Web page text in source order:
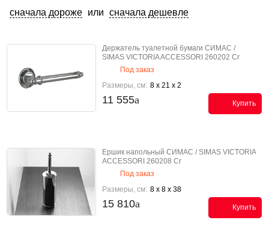
сначала дороже или сначала дешевле
Держатель туалетной бумаги СИМАС /
SIMAS VICTORIA ACCESSORI 260202 Cr
Под заказ
Размеры, см: 8 x 21 x 2
11 555 Купить
Ершик напольный СИМАС / SIMAS VICTORIA
ACCESSORI 260208 Cr
Под заказ
Размеры, см: 8 x 8 x 38
15 810 Купить